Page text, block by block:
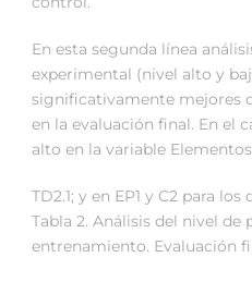
En esta segunda línea
experimental (nivel alto y
significativamente mejores
en la evaluación final. En el
alto en la variable
TD2.1; y en EP1 y C2 para
Tabla 2. Análisis del nivel de
entrenamiento. Evaluación